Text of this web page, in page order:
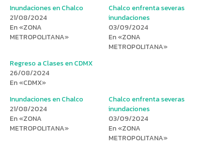
Inundaciones en Chalco
21/08/2024
En «ZONA
METROPOLITANA»
Chalco enfrenta severas
inundaciones
03/09/2024
En «ZONA
METROPOLITANA»
Regreso a Clases en CDMX
26/08/2024
En «CDMX»
Inundaciones en Chalco
21/08/2024
En «ZONA
METROPOLITANA»
Chalco enfrenta severas
inundaciones
03/09/2024
En «ZONA
METROPOLITANA»